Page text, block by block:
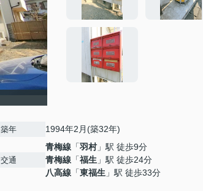
築年 1994年2月(築32年)
交通
青梅線 「羽村」駅 徒歩9分
青梅線 「福生 」駅 徒歩24分
八高線 「東福生 」駅 徒歩33分